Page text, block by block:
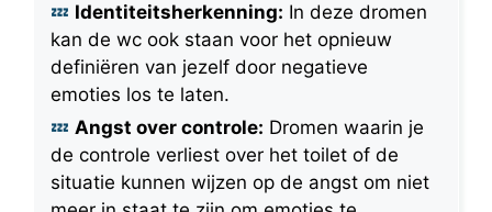
Identiteitsherkenning: In deze dromen
kan de wc ook staan voor het opnieuw
definiëren van jezelf door negatieve
emoties los te laten.
Angst over controle: Dromen waarin je
de controle verliest over het toilet of de
situatie kunnen wijzen op de angst om niet